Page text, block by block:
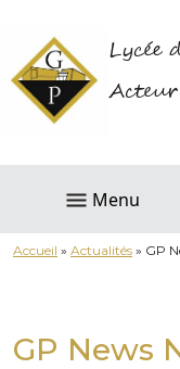
Lycée
Menu
Accueil » Actualités » GP
GP News